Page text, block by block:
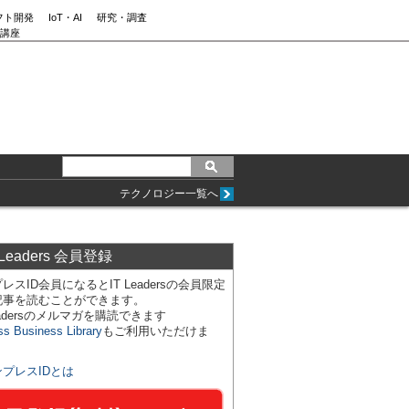
ト開発 IoT・AI
研究・調査
座
テクノロジー一覧へ
会員登録
スID会員になるとIT Leadersの会員限定
を読むことができます。
のメルマガを購読できます
Business Libraryもご利用いただけま
プレスIDとは